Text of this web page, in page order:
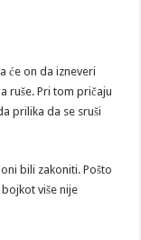
će on da izneveri
ruše. Pri tom pričaju
prilika da se sruši
bili zakoniti. Pošto
više nije